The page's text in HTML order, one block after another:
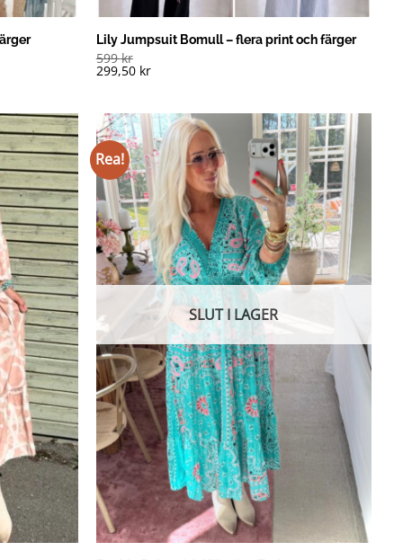
Lily Jumpsuit Bomull – flera print och färger
599kr
299,50 kr
Rea!
SLUT I LAGER